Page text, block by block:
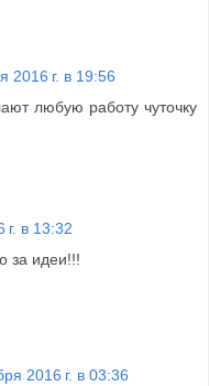
2016 г. в 19:56
любую работу чуточку
г. в 13:32
за идеи!!!
2016 г. в 03:36